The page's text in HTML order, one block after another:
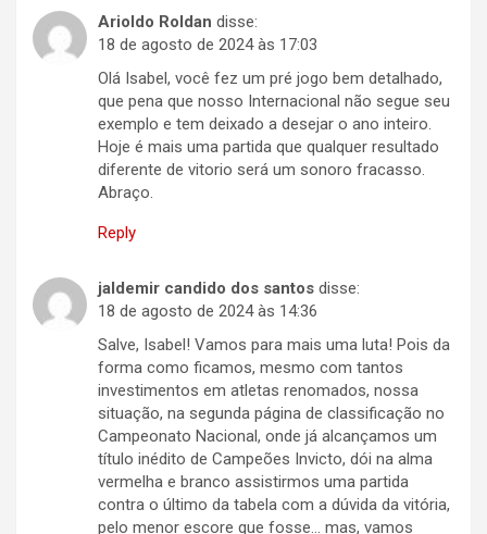
Arioldo Roldan disse:
18 de agosto de 2024 às 17:03
Olá Isabel, você fez um pré jogo bem detalhado,
que pena que nosso Internacional não segue seu
exemplo e tem deixado a desejar o ano inteiro.
Hoje é mais uma partida que qualquer resultado
diferente de vitorio será um sonoro fracasso.
Abraço.
Reply
jaldemir candido dos santos disse:
18 de agosto de 2024 às 14:36
Salve, Isabel! Vamos para mais uma luta! Pois da
forma como ficamos, mesmo com tantos
investimentos em atletas renomados, nossa
situação, na segunda página de classificação no
Campeonato Nacional, onde já alcançamos um
título inédito de Campeões Invicto, dói na alma
vermelha e branco assistirmos uma partida
contra o último da tabela com a dúvida da vitória,
pelo menor escore que fosse… mas, vamos